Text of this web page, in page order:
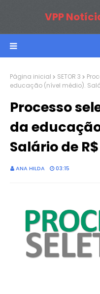
VPP
Página inicial SETOR 3
educação (nível médio).
Processo
da
Salário de R$
ANA HILDA 03:15